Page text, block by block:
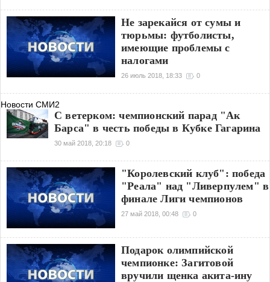
Не зарекайся от сумы и
тюрьмы: футболисты,
имеющие проблемы с
налогами
26 июль 2018, 18:33 0
Новости СМИ2
С ветерком: чемпионский парад "Ак
Барса" в честь победы в Кубке Гагарина
30 май 2018, 20:18 0
"Королевский клуб": победа
"Реала" над "Ливерпулем" в
финале Лиги чемпионов
27 май 2018, 00:48 0
Подарок олимпийской
чемпионке: Загитовой
вручили щенка акита-ину